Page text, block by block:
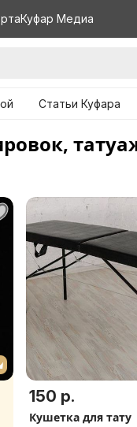
Куфар Медиа
Статьи Куфара
150 р.
Кушетка для тату